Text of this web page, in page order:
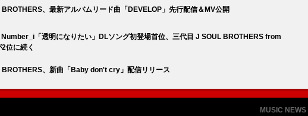
、最新アルバムリード曲「DEVELOP」先行配信＆MV公開
Number_i「透明になりたい」DLソング初登場首位、三代目 J SOUL BROTHERS from
位に続く
BROTHERS、新曲「Baby don't cry」配信リリース
MUSIC NEWS